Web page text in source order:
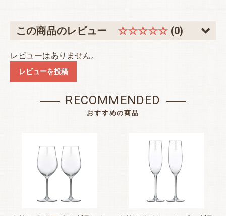
この商品のレビュー ☆☆☆☆☆ (0)
レビューはありません。
レビューを投稿
RECOMMENDED
おすすめの商品